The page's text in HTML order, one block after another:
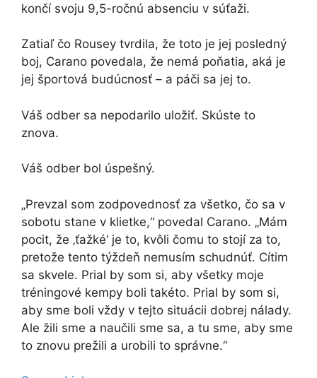
končí svoju 9,5-ročnú absenciu v súťaži.
Zatiaľ čo Rousey tvrdila, že toto je jej posledný
boj, Carano povedala, že nemá poňatia, aká je
jej športová budúcnosť – a páči sa jej to.
Váš odber sa nepodarilo uložiť. Skúste to
znova.
Váš odber bol úspešný.
„Prevzal som zodpovednosť za všetko, čo sa v
sobotu stane v klietke,“ povedal Carano. „Mám
pocit, že ‚ťažké‘ je to, kvôli čomu to stojí za to,
pretože tento týždeň nemusím schudnúť. Cítim
sa skvele. Prial by som si, aby všetky moje
tréningové kempy boli takéto. Prial by som si,
aby sme boli vždy v tejto situácii dobrej nálady.
Ale žili sme a naučili sme sa, a tu sme, aby sme
to znovu prežili a urobili to správne.“